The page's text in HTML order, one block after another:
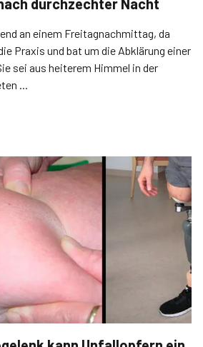
durchzechter Nacht
an einem Freitagnachmittag, da
...